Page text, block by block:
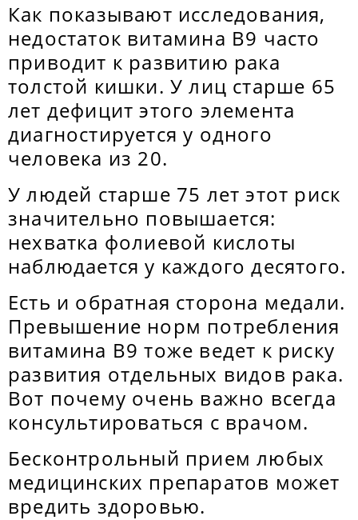
Как показывают исследования,
недостаток витамина В9 часто
приводит к развитию рака
толстой кишки. У лиц старше 65
лет дефицит этого элемента
диагностируется у одного
человека из 20.
У людей старше 75 лет этот риск
значительно повышается:
нехватка фолиевой кислоты
наблюдается у каждого десятого.
Есть и обратная сторона медали.
Превышение норм потребления
витамина В9 тоже ведет к риску
развития отдельных видов рака.
Вот почему очень важно всегда
консультироваться с врачом.
Бесконтрольный прием любых
медицинских препаратов может
вредить здоровью.